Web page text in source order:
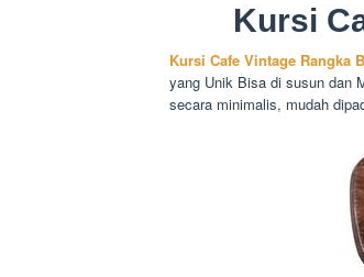
Kursi
Kursi Cafe Vintage Rangka
yang Unik Bisa di susun dan
secara minimalis, mudah